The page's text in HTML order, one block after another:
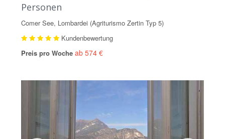
Personen
Comer See, Lombardei (Agriturismo Zertin Typ 5)
Kundenbewertung
Preis pro Woche ab 574 €